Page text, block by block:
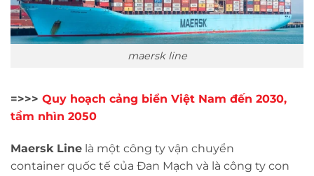
maersk line
=>>> Quy hoạch cảng biển Việt Nam đến 2030,
tầm nhìn 2050
Maersk Line là một công ty vận chuyển
container quốc tế của Đan Mạch và là công ty con